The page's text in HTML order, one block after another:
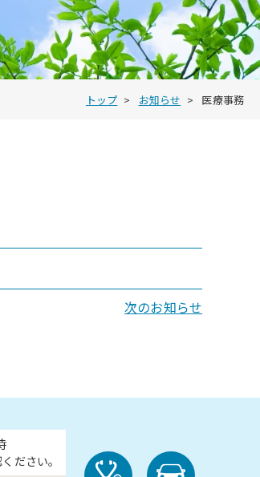
トップ お知らせ 医療事務
次のお知らせ
ださい。